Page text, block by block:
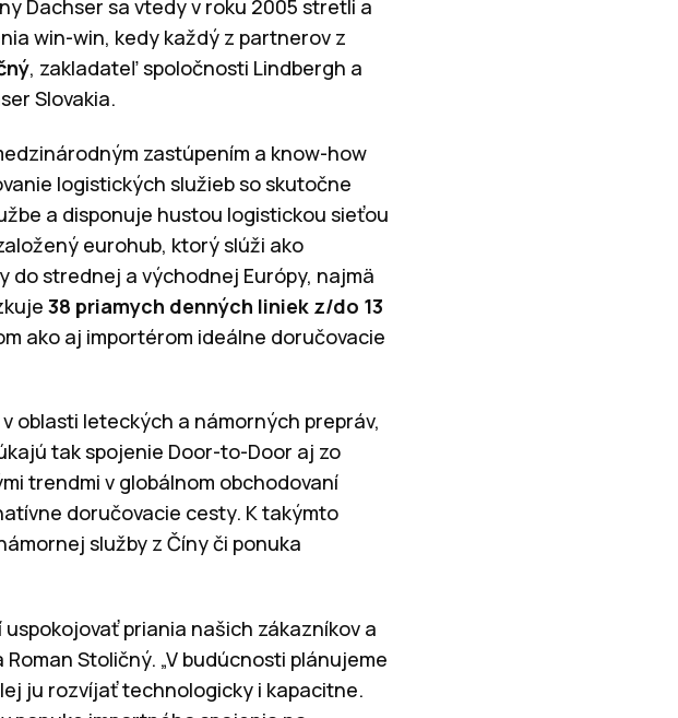
Dachser sa vtedy v roku 2005 stretli a
win-win, kedy každý z partnerov z
, zakladateľ spoločnosti Lindbergh a
Slovakia.
zastúpením a know-how
logistických služieb so skutočne
a disponuje hustou logistickou sieťou
eurohub, ktorý slúži ako
do strednej a východnej Európy, najmä
38 priamych denných liniek z/do 13
ako aj importérom ideálne doručovacie
oblasti leteckých a námorných prepráv,
tak spojenie Door-to-Door aj zo
trendmi v globálnom obchodovaní
doručovacie cesty. K takýmto
služby z Číny či ponuka
uspokojovať priania našich zákazníkov a
Stoličný. „V budúcnosti plánujeme
ju rozvíjať technologicky i kapacitne.